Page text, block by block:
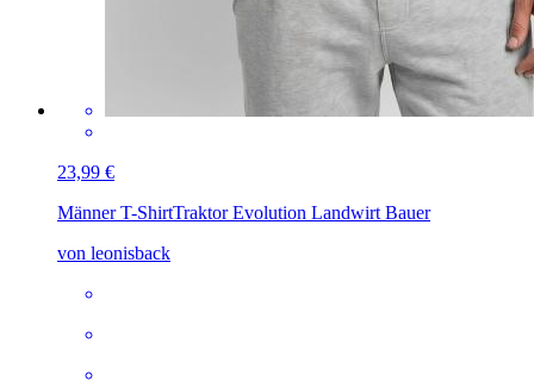
23,99 €
Männer T-ShirtTraktor Evolution Landwirt Bauer
von leonisback